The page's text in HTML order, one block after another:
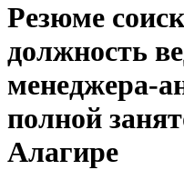
Резюме
должность
менеджера-
полной
Алагире